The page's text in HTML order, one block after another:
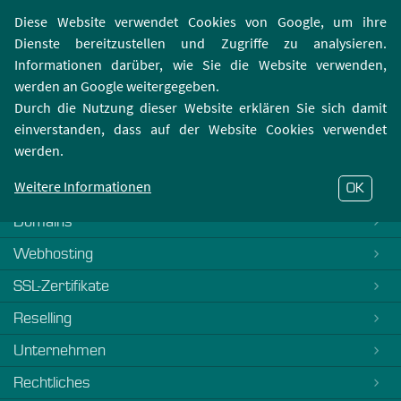
Diese Website verwendet Cookies von Google, um ihre
Dienste bereitzustellen und Zugriffe zu analysieren.
Informationen darüber, wie Sie die Website verwenden,
werden an Google weitergegeben.
Durch die Nutzung dieser Website erklären Sie sich damit
einverstanden, dass auf der Website Cookies verwendet
werden.
Weitere Informationen
OK
404-Fehler
kontaktieren Sie unseren
Domains
Webhosting
SSL-Zertifikate
Reselling
Unternehmen
Rechtliches